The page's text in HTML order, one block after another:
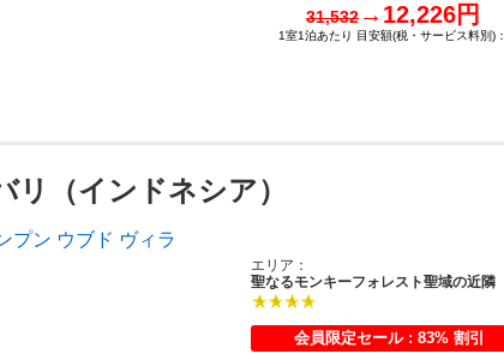
31,532 → 12,226円
1室1泊あたり 目安額(税・サービス料別)：
リ（インドネシア）
プン ウブド ヴィラ
エリア：
聖なるモンキーフォレスト聖域の近隣
会員限定セール : 83% 割引